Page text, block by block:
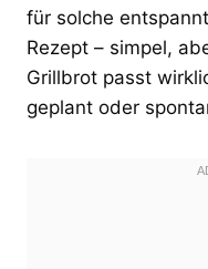
für solche
Rezept – simpel,
Grillbrot passt
geplant oder